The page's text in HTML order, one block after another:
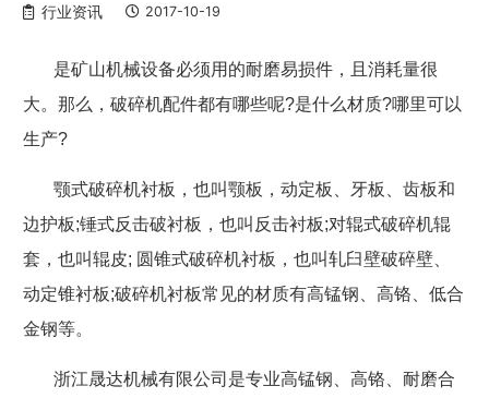
行业资讯 2017-10-19
是矿山机械设备必须用的耐磨易损件，且消耗量很
大。那么，破碎机配件都有哪些呢?是什么材质?哪里可以
生产?
颚式破碎机衬板，也叫颚板，动定板、牙板、齿板和
边护板;锤式反击破衬板，也叫反击衬板;对辊式破碎机辊
套，也叫辊皮; 圆锥式破碎机衬板，也叫轧臼壁破碎壁、
动定锥衬板;破碎机衬板常见的材质有高锰钢、高铬、低合
金钢等。
浙江晟达机械有限公司是专业高锰钢、高铬、耐磨合